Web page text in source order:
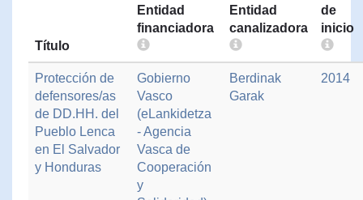
Título
Entidad
financiadora
Entidad
canalizadora
de
inicio
Protección de
defensores/as
de DD.HH. del
Pueblo Lenca
en El Salvador
y Honduras
Gobierno
Vasco
(eLankidetza
- Agencia
Vasca de
Cooperación
y
Berdinak
Garak
2014